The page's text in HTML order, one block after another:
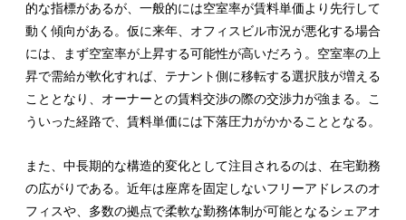
的な指標があるが、一般的には空室率が賃料単価より先行して
動く傾向がある。仮に来年、オフィスビル市況が悪化する場合
には、まず空室率が上昇する可能性が高いだろう。空室率の上
昇で需給が軟化すれば、テナント側に移転する選択肢が増える
こととなり、オーナーとの賃料交渉の際の交渉力が強まる。こ
ういった経路で、賃料単価には下落圧力がかかることとなる。
また、中長期的な構造的変化として注目されるのは、在宅勤務
の広がりである。近年は座席を固定しないフリーアドレスのオ
フィスや、多数の拠点で柔軟な勤務体制が可能となるシェアオ